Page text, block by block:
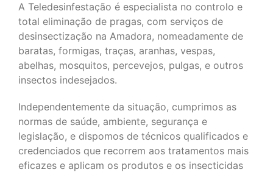
A Teledesinfestação é especialista no controlo e
total eliminação de pragas, com serviços de
desinsectização na Amadora, nomeadamente de
baratas, formigas, traças, aranhas, vespas,
abelhas, mosquitos, percevejos, pulgas, e outros
insectos indesejados.
Independentemente da situação, cumprimos as
normas de saúde, ambiente, segurança e
legislação, e dispomos de técnicos qualificados e
credenciados que recorrem aos tratamentos mais
eficazes e aplicam os produtos e os insecticidas